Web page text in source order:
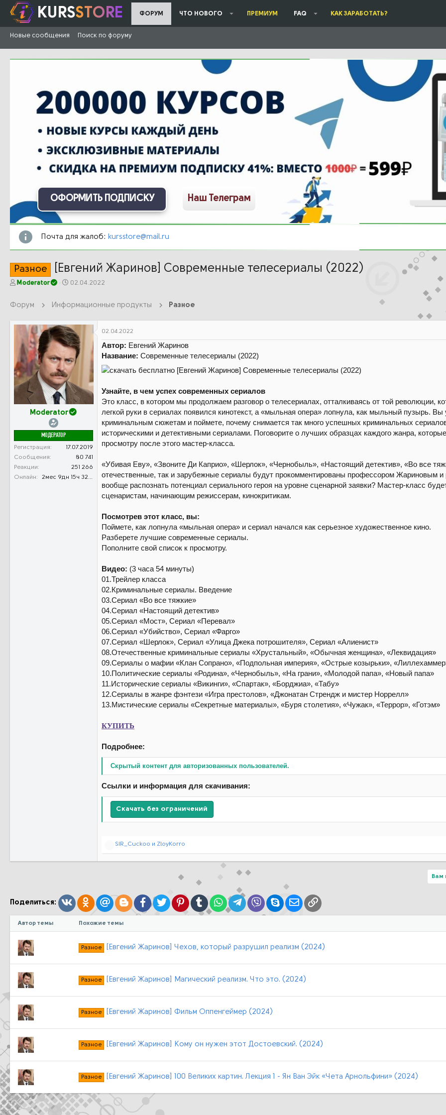
KURSSTORE ФОРУМ ЧТО НОВОГО ПРЕМИУМ FAQ КАК ЗАРАБОТАТЬ?
Новые сообщения Поиск по форуму
ОФОРМИТЬ ПОДПИСКУ Наш Телеграм
Почта для жалоб: kursstore@mail.ru
Разное [Евгений Жаринов] Современные телесериалы (2022)
А
о
Moderator
Д
а
а
ч
а
а
02.04.2022
Форум Информационные продукты Разное
Moderator
МОДЕРАТОР
Регистрация
17.07.2019
Сообщения
80 741
Реакции
251 266
Онлайн
2мес 9дн 15ч 32м 59с
02.04.2022
Автор: Евгений Жаринов
Название: Современные телесериалы (2022)
Узнайте, в чем успех современных сериалов
Это класс, в котором мы продолжаем разговор о телесериалах, отталкиваясь от той революции,
легкой руки в сериалах появился кинотекст, а «мыльная опера» лопнула, как мыльный пузырь. Вы
криминальным сюжетам и поймете, почему снимается так много успешных криминальных
историческими и детективными сериалами. Поговорите о лучших образцах каждого жанра,
просмотру после этого мастер-класса.
«Убивая Еву», «Звоните Ди Каприо», «Шерлок», «Чернобыль», «Настоящий детектив», «Во все
отечественные, так и зарубежные сериалы будут прокомментированы профессором Жариновым
вообще распознать потенциал сериального героя на уровне сценарной заявки? Мастер-класс
сценаристам, начинающим режиссерам, кинокритикам.
Посмотрев этот класс, вы:
Поймете, как лопнула «мыльная опера» и сериал начался как серьезное художественное кино.
Разберете лучшие современные сериалы.
Пополните свой список к просмотру.
Видео: (3 часа 54 минуты)
01.Трейлер класса
02.Криминальные сериалы. Введение
03.Сериал «Во все тяжкие»
04.Сериал «Настоящий детектив»
05.Сериал «Мост», Сериал «Перевал»
06.Сериал «Убийство», Сериал «Фарго»
07.Сериал «Шерлок», Сериал «Улица Джека потрошителя», Сериал «Алиенист»
08.Отечественные криминальные сериалы «Хрустальный», «Обычная женщина», «Леквидация»
09.Сериалы о мафии «Клан Сопрано», «Подпольная империя», «Острые козырьки»,
10.Политические сериалы «Родина», «Чернобыль», «На грани», «Молодой папа», «Новый папа»
11.Исторические сериалы «Викинги», «Спартак», «Борджиа», «Табу»
12.Сериалы в жанре фэнтези «Игра престолов», «Джонатан Стрендж и мистер Норрелл»
13.Мистические сериалы «Секретные материалы», «Буря столетия», «Чужак», «Террор», «Готэм»
КУПИТЬ
Подробнее:
Скрытый контент для авторизованных пользователей.
Ссылки и информация для скачивания:
Скачать без ограничений
Р
:
SIR_Cuckoo и ZloyKorro
Вам
Поделиться: ВконтактеОдноклассники
Mail.ruBloggerFacebook
TwitterPinterestTumblrWhatsAppTelegram
Viber SkypeЭлектронная почта
Ссылка
Автор темы Похожие темы
Разное [Евгений Жаринов] Чехов, который разрушил реализм (2024)
Разное [Евгений Жаринов] Магический реализм. Что это. (2024)
Разное [Евгений Жаринов] Фильм Оппенгеймер (2024)
Разное [Евгений Жаринов] Кому он нужен этот Достоевский. (2024)
Разное [Евгений Жаринов] 100 Великих картин. Лекция 1 - Ян Ван Эйк «Чета Арнольфини» (2024)